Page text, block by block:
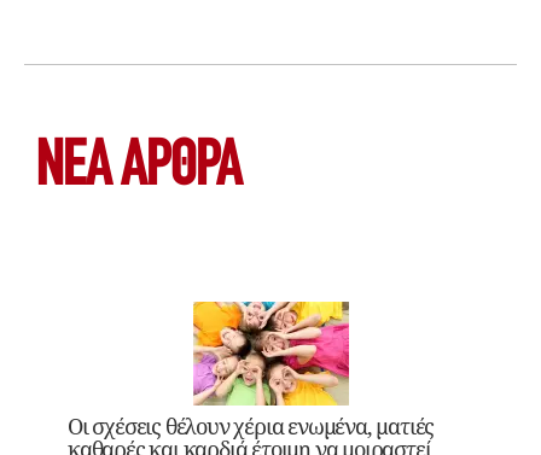
ΝΕΑ ΆΡΘΡΑ
Οι σχέσεις θέλουν χέρια ενωμένα, ματιές